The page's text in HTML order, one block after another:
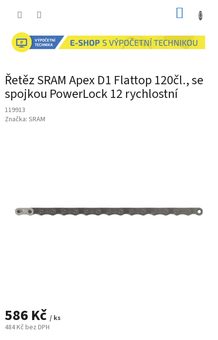
Řetěz SRAM Apex D1 Flattop 120čl., se
spojkou PowerLock 12 rychlostní
119913
Značka: SRAM
586 Kč / ks
484 Kč bez DPH